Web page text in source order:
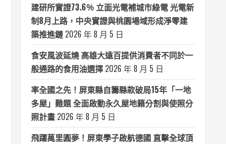
建研所實證73.6％ 立面光電補城市綠電 光電新
制8月上路，中央實證與桃園場域形成淨零建
築推進鏈 2026 年 8 月 5 日
食安風波延燒 高雄大遠百提供消費者不同於一
般通路的食用油選擇 2026 年 8 月 5 日
率全國之先！屏東縣自籌縣款破局15年「一地
多屋」難題 全面啟動永久屋地籍分割與使照分
照計畫 2026 年 8 月 5 日
飛躍萬里圓夢！屏東學子啟航德國 直擊全球頂